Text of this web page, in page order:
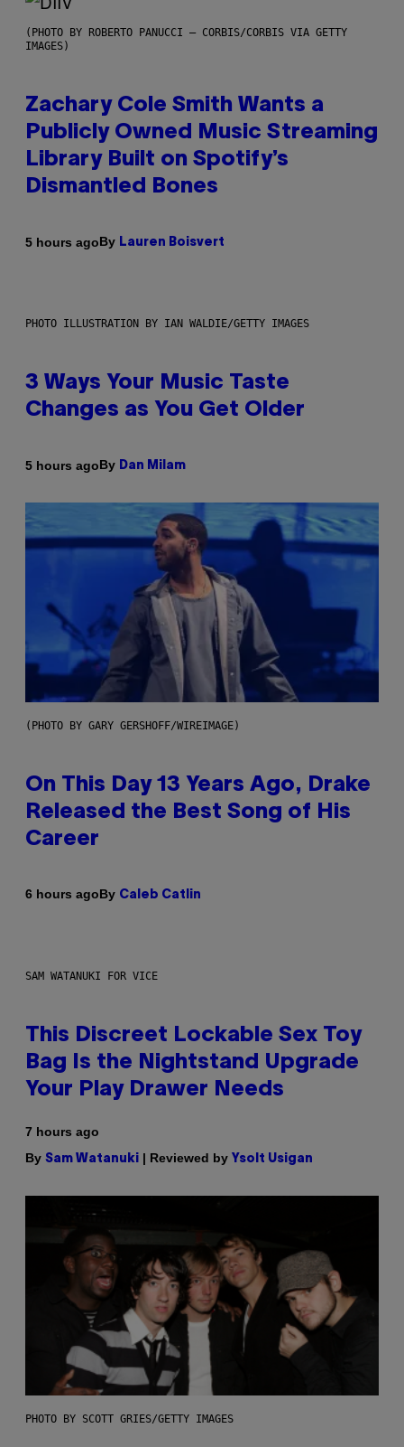
(PHOTO BY ROBERTO PANUCCI – CORBIS/CORBIS VIA GETTY
IMAGES)
Zachary Cole Smith Wants a
Publicly Owned Music Streaming
Library Built on Spotify’s
Dismantled Bones
5 hours agoBy Lauren Boisvert
PHOTO ILLUSTRATION BY IAN WALDIE/GETTY IMAGES
3 Ways Your Music Taste
Changes as You Get Older
5 hours agoBy Dan Milam
(PHOTO BY GARY GERSHOFF/WIREIMAGE)
On This Day 13 Years Ago, Drake
Released the Best Song of His
Career
6 hours agoBy Caleb Catlin
SAM WATANUKI FOR VICE
This Discreet Lockable Sex Toy
Bag Is the Nightstand Upgrade
Your Play Drawer Needs
7 hours ago
By Sam Watanuki | Reviewed by Ysolt Usigan
PHOTO BY SCOTT GRIES/GETTY IMAGES